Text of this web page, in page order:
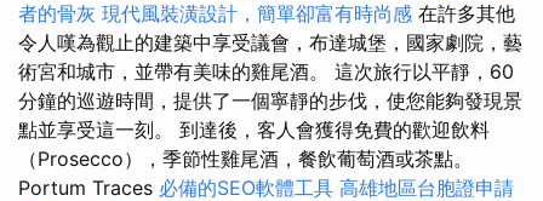
者的骨灰 現代風裝潢設計，簡單卻富有時尚感 在許多其他
令人嘆為觀止的建築中享受議會，布達城堡，國家劇院，藝
術宮和城市，並帶有美味的雞尾酒。 這次旅行以平靜，60
分鐘的巡遊時間，提供了一個寧靜的步伐，使您能夠發現景
點並享受這一刻。 到達後，客人會獲得免費的歡迎飲料
（Prosecco），季節性雞尾酒，餐飲葡萄酒或茶點。
Portum Traces 必備的SEO軟體工具 高雄地區台胞證申請